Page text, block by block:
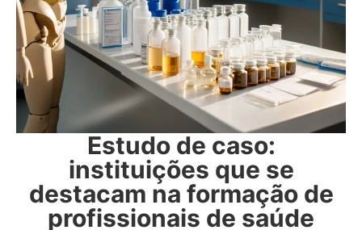
Estudo de caso:
instituições que se
destacam na formação de
profissionais de saúde